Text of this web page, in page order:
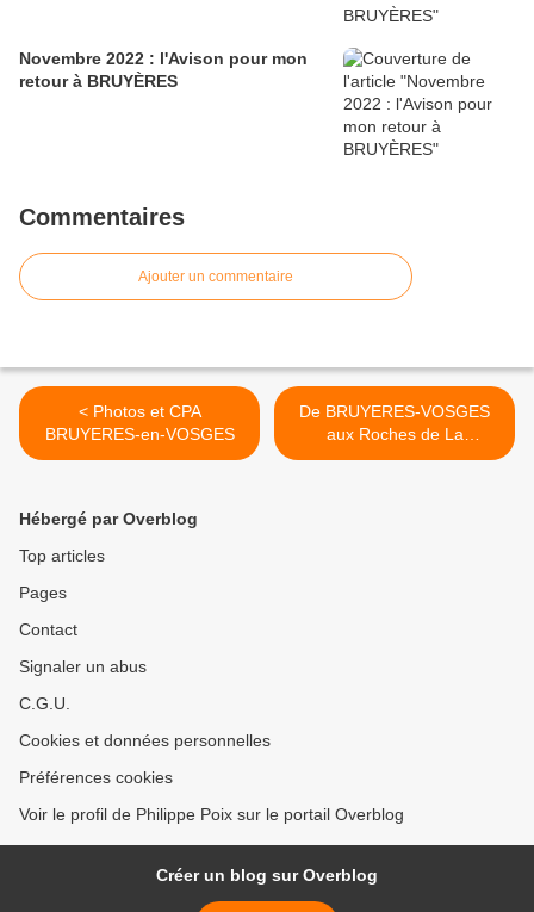
Novembre 2022 : l'Avison pour mon
retour à BRUYÈRES
Commentaires
Ajouter un commentaire
< Photos et CPA
BRUYERES-en-VOSGES
De BRUYERES-VOSGES
aux Roches de La
Clochette >
Hébergé par Overblog
Top articles
Pages
Contact
Signaler un abus
C.G.U.
Cookies et données personnelles
Préférences cookies
Voir le profil de Philippe Poix sur le portail Overblog
Créer un blog sur Overblog